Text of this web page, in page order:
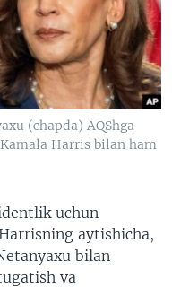
(chapda) AQShga
Harris bilan ham
uchun
aytishicha,
bilan
va